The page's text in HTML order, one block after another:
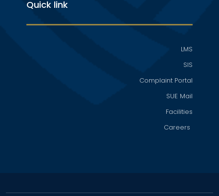
Quick link
LMS
SIS
Complaint Portal
SUE Mail
Facilities
Careers